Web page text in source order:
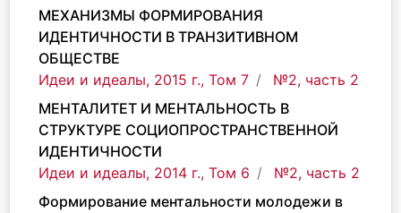
МЕХАНИЗМЫ ФОРМИРОВАНИЯ
ИДЕНТИЧНОСТИ В ТРАНЗИТИВНОМ
ОБЩЕСТВЕ
Идеи и идеалы, 2015 г., Том 7
№2, часть 2
МЕНТАЛИТЕТ И МЕНТАЛЬНОСТЬ В
СТРУКТУРЕ СОЦИОПРОСТРАНСТВЕННОЙ
ИДЕНТИЧНОСТИ
Идеи и идеалы, 2014 г., Том 6
№2, часть 2
Формирование ментальности молодежи в